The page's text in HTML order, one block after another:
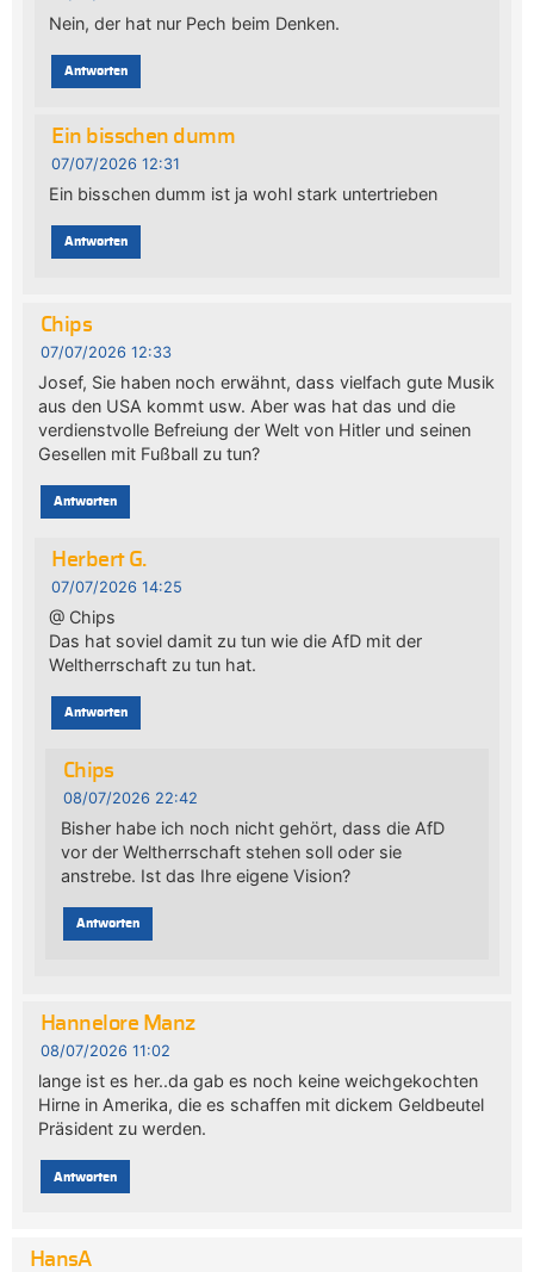
Nein, der hat nur Pech beim Denken.
Antworten
Ein bisschen dumm
07/07/2026 12:31
Ein bisschen dumm ist ja wohl stark untertrieben
Antworten
Chips
07/07/2026 12:33
Josef, Sie haben noch erwähnt, dass vielfach gute Musik
aus den USA kommt usw. Aber was hat das und die
verdienstvolle Befreiung der Welt von Hitler und seinen
Gesellen mit Fußball zu tun?
Antworten
Herbert G.
07/07/2026 14:25
@ Chips
Das hat soviel damit zu tun wie die AfD mit der
Weltherrschaft zu tun hat.
Antworten
Chips
08/07/2026 22:42
Bisher habe ich noch nicht gehört, dass die AfD
vor der Weltherrschaft stehen soll oder sie
anstrebe. Ist das Ihre eigene Vision?
Antworten
Hannelore Manz
08/07/2026 11:02
lange ist es her..da gab es noch keine weichgekochten
Hirne in Amerika, die es schaffen mit dickem Geldbeutel
Präsident zu werden.
Antworten
HansA